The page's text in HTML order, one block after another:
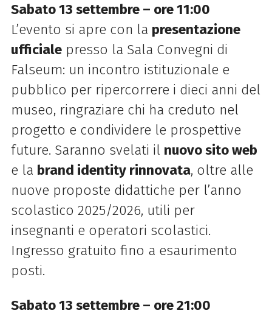
Sabato 13 settembre – ore 11:00
L’evento si apre con la presentazione
ufficialepresso la Sala Convegni di
Falseum: un incontro istituzionale e
pubblico per ripercorrere i dieci anni del
museo, ringraziare chi ha creduto nel
progetto e condividere le prospettive
future. Saranno svelati il nuovo sito web
e la brand identity rinnovata, oltre alle
nuove proposte didattiche per l’anno
scolastico 2025/2026, utili per
insegnanti e operatori scolastici.
Ingresso gratuito fino a esaurimento
posti.
Sabato 13 settembre – ore 21:00